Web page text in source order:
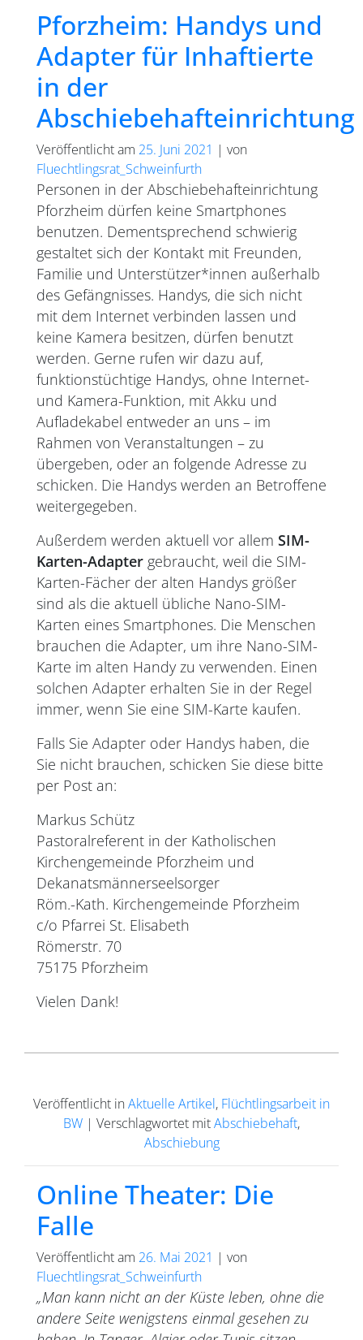
Pforzheim: Handys und
Adapter für Inhaftierte
in der
Abschiebehafteinrichtung
Veröffentlicht am 25. Juni 2021 | von
Fluechtlingsrat_Schweinfurth
Personen in der Abschiebehafteinrichtung
Pforzheim dürfen keine Smartphones
benutzen. Dementsprechend schwierig
gestaltet sich der Kontakt mit Freunden,
Familie und Unterstützer*innen außerhalb
des Gefängnisses. Handys, die sich nicht
mit dem Internet verbinden lassen und
keine Kamera besitzen, dürfen benutzt
werden. Gerne rufen wir dazu auf,
funktionstüchtige Handys, ohne Internet-
und Kamera-Funktion, mit Akku und
Aufladekabel entweder an uns – im
Rahmen von Veranstaltungen – zu
übergeben, oder an folgende Adresse zu
schicken. Die Handys werden an Betroffene
weitergegeben.
Außerdem werden aktuell vor allem SIM-
Karten-Adapter gebraucht, weil die SIM-
Karten-Fächer der alten Handys größer
sind als die aktuell übliche Nano-SIM-
Karten eines Smartphones. Die Menschen
brauchen die Adapter, um ihre Nano-SIM-
Karte im alten Handy zu verwenden. Einen
solchen Adapter erhalten Sie in der Regel
immer, wenn Sie eine SIM-Karte kaufen.
Falls Sie Adapter oder Handys haben, die
Sie nicht brauchen, schicken Sie diese bitte
per Post an:
Markus Schütz
Pastoralreferent in der Katholischen
Kirchengemeinde Pforzheim und
Dekanatsmännerseelsorger
Röm.-Kath. Kirchengemeinde Pforzheim
c/o Pfarrei St. Elisabeth
Römerstr. 70
75175 Pforzheim
Vielen Dank!
Veröffentlicht inAktuelle Artikel, Flüchtlingsarbeit in
BW | Verschlagwortet mitAbschiebehaft,
Abschiebung
Online Theater: Die
Falle
Veröffentlicht am 26. Mai 2021 | von
Fluechtlingsrat_Schweinfurth
„Man kann nicht an der Küste leben, ohne die
andere Seite wenigstens einmal gesehen zu